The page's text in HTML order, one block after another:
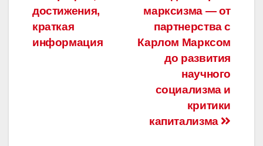
марксизма — от
партнерства с
Карлом Марксом
до развития
научного
социализма и
критики
капитализма
достижения,
краткая
информация